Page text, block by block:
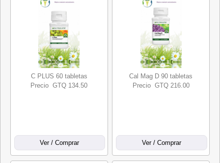
C PLUS 60 tabletas
Precio GTQ 134.50
Cal Mag D 90 tabletas
Precio GTQ 216.00